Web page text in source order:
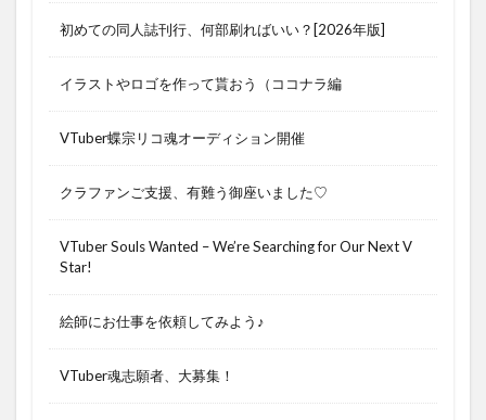
初めての同人誌刊行、何部刷ればいい？[2026年版]
イラストやロゴを作って貰おう（ココナラ編
VTuber蝶宗リコ魂オーディション開催
クラファンご支援、有難う御座いました♡
VTuber Souls Wanted – We’re Searching for Our Next V
Star!
絵師にお仕事を依頼してみよう♪
VTuber魂志願者、大募集！